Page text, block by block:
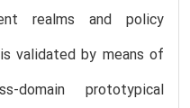
realms and policy
validated by means of
prototypical